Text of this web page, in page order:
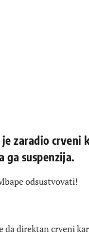
zaradio crveni
ga suspenzija.
odsustvovati!
da direktan crveni